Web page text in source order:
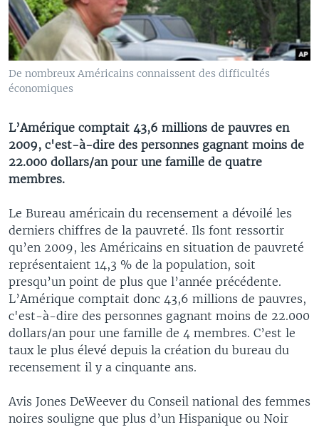
De nombreux Américains connaissent des difficultés
économiques
L’Amérique comptait 43,6 millions de pauvres en
2009, c'est-à-dire des personnes gagnant moins de
22.000 dollars/an pour une famille de quatre
membres.
Le Bureau américain du recensement a dévoilé les
derniers chiffres de la pauvreté. Ils font ressortir
qu’en 2009, les Américains en situation de pauvreté
représentaient 14,3 % de la population, soit
presqu’un point de plus que l’année précédente.
L’Amérique comptait donc 43,6 millions de pauvres,
c'est-à-dire des personnes gagnant moins de 22.000
dollars/an pour une famille de 4 membres. C’est le
taux le plus élevé depuis la création du bureau du
recensement il y a cinquante ans.
Avis Jones DeWeever du Conseil national des femmes
noires souligne que plus d’un Hispanique ou Noir